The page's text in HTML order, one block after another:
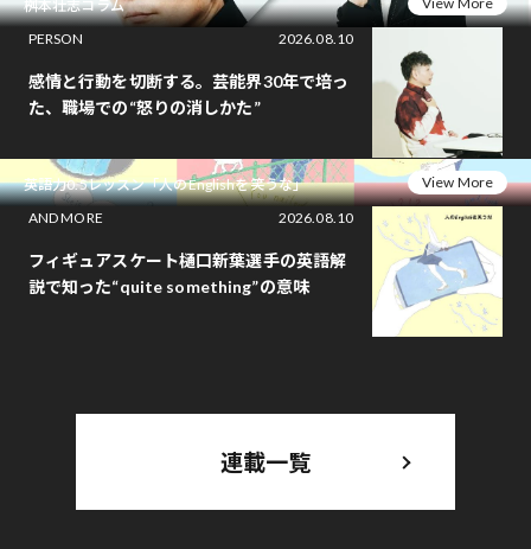
桝本壮志コラム
PERSON
2026.08.10
感情と行動を切断する。芸能界30年で培っ
た、職場での“怒りの消しかた”
英語力0.5レッスン「人のEnglishを笑うな」
View More
AND MORE
2026.08.10
フィギュアスケート樋口新葉選手の英語解
説で知った“quite something”の意味
連載一覧